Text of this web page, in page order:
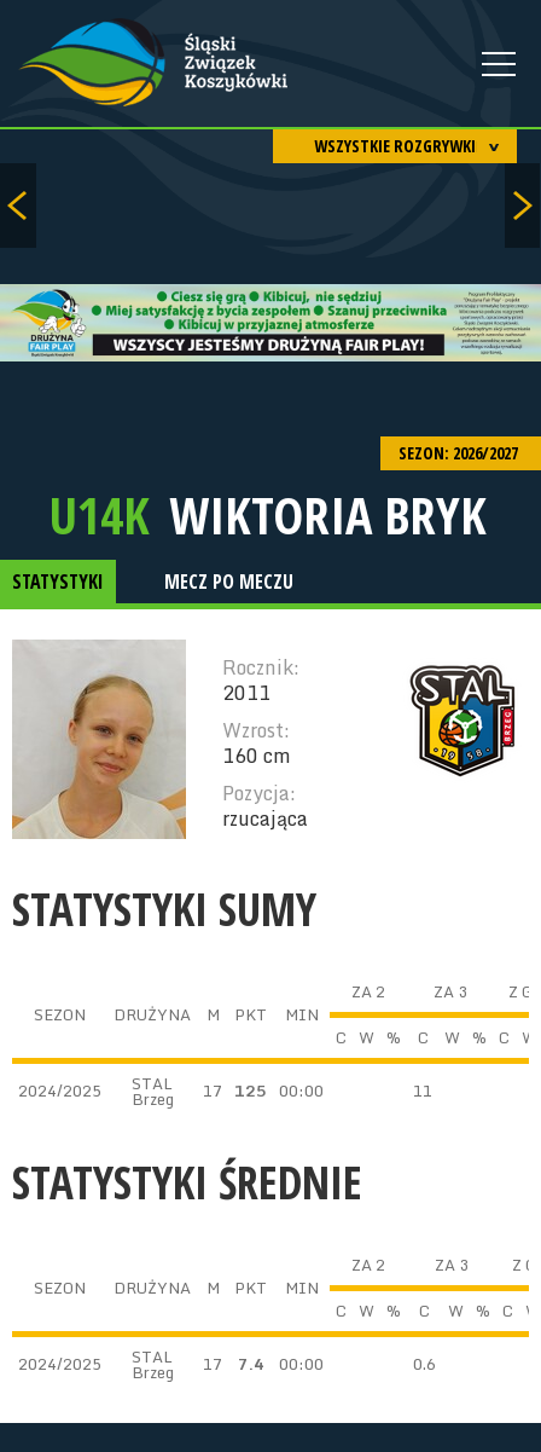
WSZYSTKIE ROZGRYWKI
SEZON: 2026/2027
U14K WIKTORIA BRYK
STATYSTYKI MECZ PO MECZU
Rocznik:
2011
Wzrost:
160 cm
Pozycja:
rzucająca
STATYSTYKI SUMY
SEZON DRUŻYNA M PKT MIN
ZA 2 ZA 3
Z
C W % C W % C W
2024/2025
STAL
Brzeg 17 125 00:00 11
STATYSTYKI ŚREDNIE
SEZON DRUŻYNA M PKT MIN
ZA 2 ZA 3
Z
C W % C W % C W
2024/2025
STAL
Brzeg 17 7.4 00:00 0.6